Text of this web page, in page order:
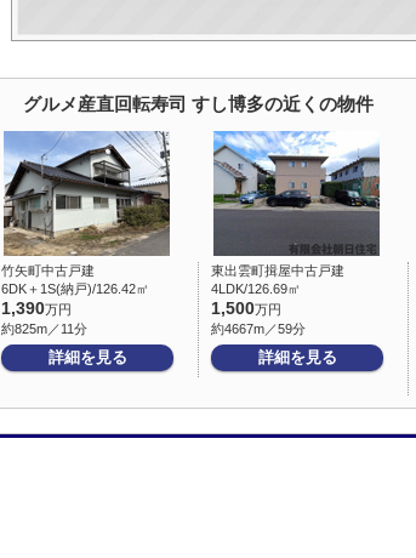
グルメ産直回転寿司 すし博多の近くの物件
竹矢町中古戸建
6DK＋1S(納戸)/126.42㎡
1,390万円
約825m／11分
詳細を見る
東出雲町揖屋中古戸建
4LDK/126.69㎡
1,500万円
約4667m／59分
詳細を見る